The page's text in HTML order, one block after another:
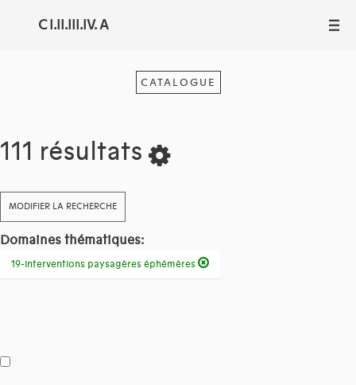
C I.II.III.IV. A III
CATALOGUE
111 résultats
MODIFIER LA RECHERCHE
Domaines thématiques:
19-interventions paysagères éphémères